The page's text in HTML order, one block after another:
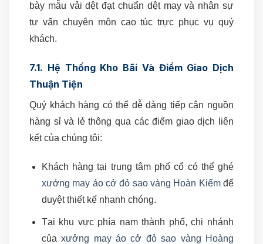
bày mẫu vải dệt đạt chuẩn dệt may và nhân sự
tư vấn chuyên môn cao túc trực phục vụ quý
khách.
7.1. Hệ Thống Kho Bãi Và Điểm Giao Dịch
Thuận Tiện
Quý khách hàng có thể dễ dàng tiếp cận nguồn
hàng sỉ và lẻ thông qua các điểm giao dịch liên
kết của chúng tôi:
Khách hàng tại trung tâm phố cổ có thể ghé
xưởng may áo cở đỏ sao vàng Hoàn Kiếmđể
duyệt thiết kế nhanh chóng.
Tại khu vực phía nam thành phố, chi nhánh
củaxưởng may áo cở đỏ sao vàng Hoàng